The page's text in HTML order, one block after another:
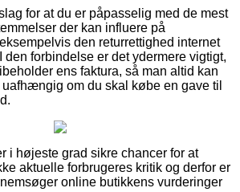
for at du er påpasselig med de mest
der kan influere på
den returrettighed internet
den forbindelse er det ydermere vigtigt,
ens faktura, så man altid kan
om du skal købe en gave til
i højeste grad sikre chancer for at
aktuelle forbrugeres kritik og derfor er
online butikkens vurderinger